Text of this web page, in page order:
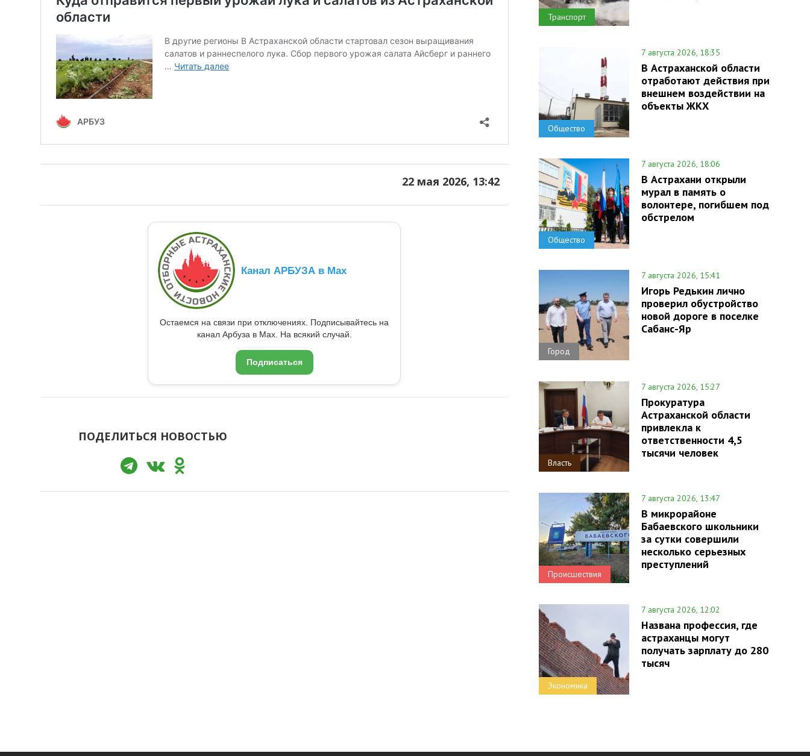
22 мая 2026, 13:42
Канал АРБУЗА в Max
Остаемся на связи при отключениях. Подписывайтесь на
канал Арбуза в Max. На всякий случай.
Подписаться
ПОДЕЛИТЬСЯ НОВОСТЬЮ
Транспорт
Общество
7 августа 2026, 18:35
В Астраханской области
отработают действия при
внешнем воздействии на
объекты ЖКХ
Общество
7 августа 2026, 18:06
В Астрахани открыли
мурал в память о
волонтере, погибшем под
обстрелом
Город
7 августа 2026, 15:41
Игорь Редькин лично
проверил обустройство
новой дороге в поселке
Сабанс-Яр
Власть
7 августа 2026, 15:27
Прокуратура
Астраханской области
привлекла к
ответственности 4,5
тысячи человек
Происшествия
7 августа 2026, 13:47
В микрорайоне
Бабаевского школьники
за сутки совершили
несколько серьезных
преступлений
Экономика
7 августа 2026, 12:02
Названа профессия, где
астраханцы могут
получать зарплату до 280
тысяч